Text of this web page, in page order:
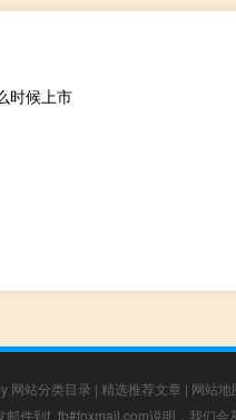
时候上市
网站分类目录 | 精选推荐文章 | 网站地
件到f_fb#foxmail.com说明，我们会